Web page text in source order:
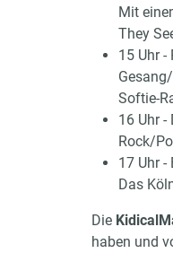
Mit
They
15 Uhr -
Softie-
16 Uhr -
Rock/
17 Uhr -
Das
Die
haben und